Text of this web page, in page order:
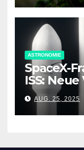
ASTRONOMIE
SpaceX-
ISS:
Bord
AUG. 25, 2025